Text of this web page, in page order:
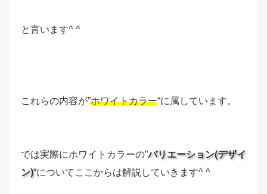
と言います^ ^
これらの内容が”ホワイトカラー“に属しています。
では実際にホワイトカラーの”バリエーション(デザイ
ン)“についてここからは解説していきます^ ^